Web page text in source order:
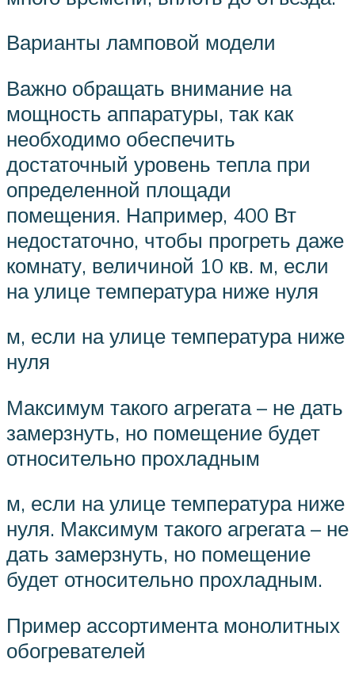
Варианты ламповой модели
Важно обращать внимание на
мощность аппаратуры, так как
необходимо обеспечить
достаточный уровень тепла при
определенной площади
помещения. Например, 400 Вт
недостаточно, чтобы прогреть даже
комнату, величиной 10 кв. м, если
на улице температура ниже нуля
м, если на улице температура ниже
нуля
Максимум такого агрегата – не дать
замерзнуть, но помещение будет
относительно прохладным
м, если на улице температура ниже
нуля. Максимум такого агрегата – не
дать замерзнуть, но помещение
будет относительно прохладным.
Пример ассортимента монолитных
обогревателей